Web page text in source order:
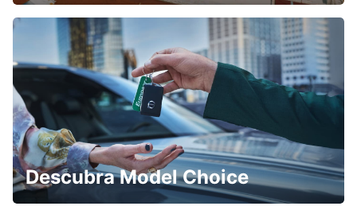
Descubra Model Choice